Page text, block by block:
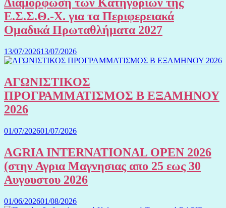
Διαμόρφωση των Κατηγοριών της
Ε.Σ.Σ.Θ.-Χ. για τα Περιφερειακά
Ομαδικά Πρωταθλήματα 2027
13/07/202613/07/2026
ΑΓΩΝΙΣΤΙΚΟΣ
ΠΡΟΓΡΑΜΜΑΤΙΣΜΟΣ Β ΕΞΑΜΗΝΟΥ
2026
01/07/202601/07/2026
AGRIA INTERNATIONAL OPEN 2026
(στην Αγρια Μαγνησιας απο 25 εως 30
Αυγουστου 2026
01/06/202601/08/2026